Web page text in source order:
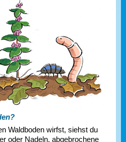
Waldboden wirfst, siehst du
oder Nadeln, abgebrochene